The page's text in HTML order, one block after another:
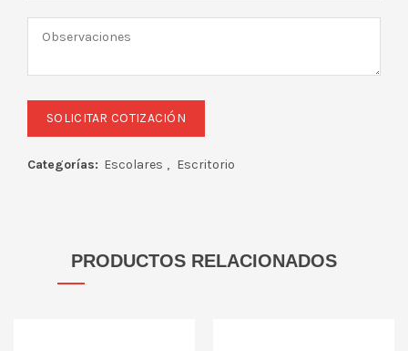
Categorías: Escolares , Escritorio
PRODUCTOS RELACIONADOS